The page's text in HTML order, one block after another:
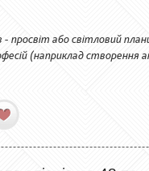
просвіт або світловий
(наприклад створення